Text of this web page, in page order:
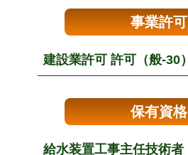
事業許可
建設業許可 許可（般-30）
保有資格
給水装置工事主任技術者